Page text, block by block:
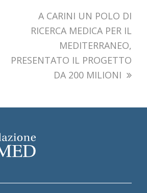
next
post:
A CARINI UN POLO DI
RICERCA MEDICA PER IL
MEDITERRANEO,
PRESENTATO IL PROGETTO
DA 200 MILIONI